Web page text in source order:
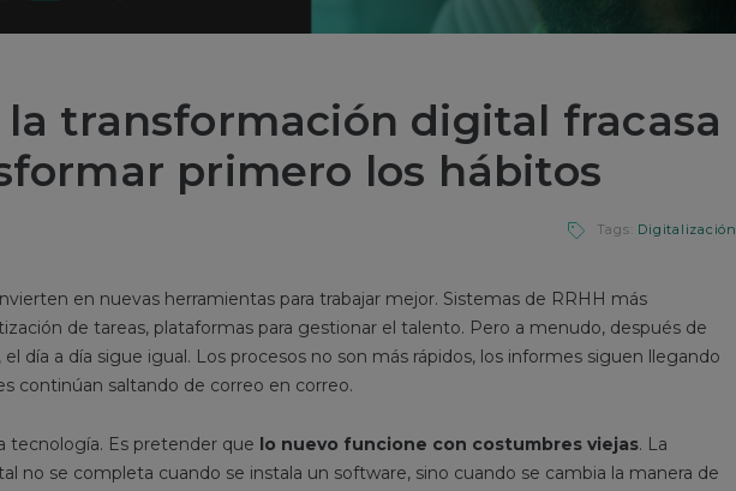
la transformación digital fracasa
primero los hábitos
Tags: Digitalización
en nuevas herramientas para trabajar mejor. Sistemas de RRHH más
de tareas, plataformas para gestionar el talento. Pero a menudo, después de
día a día sigue igual. Los procesos no son más rápidos, los informes siguen llegando
continúan saltando de correo en correo.
tecnología. Es pretender que lo nuevo funcione con costumbres viejas. La
no se completa cuando se instala un software, sino cuando se cambia la manera de